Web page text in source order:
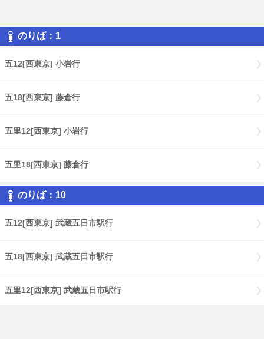
のりば：1
五12[西東京] 小岩行
五18[西東京] 藤倉行
五里12[西東京] 小岩行
五里18[西東京] 藤倉行
のりば：10
五12[西東京] 武蔵五日市駅行
五18[西東京] 武蔵五日市駅行
五里12[西東京] 武蔵五日市駅行